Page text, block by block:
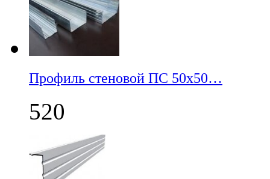
Профиль стеновой ПС 50х50…
520